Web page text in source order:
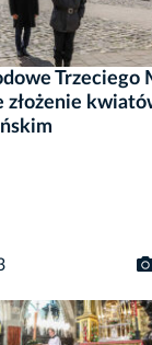
Trzeciego
złożenie